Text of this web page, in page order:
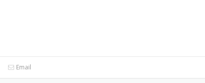
Email